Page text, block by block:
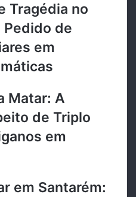
Tragédia no
Pedido de
em
Matar: A
de Triplo
em
em Santarém: